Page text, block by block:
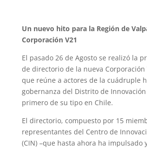
Un nuevo hito para la Región de
Corporación V21
El pasado 26 de Agosto se realizó la
de directorio de la nueva Corporación
que reúne a actores de la cuádruple
gobernanza del Distrito de Innovación
primero de su tipo en Chile.
El directorio, compuesto por 15
representantes del Centro de
(CIN) –que hasta ahora ha impulsado